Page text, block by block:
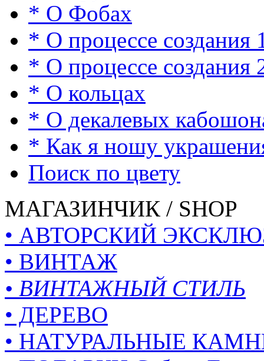
* О Фобах
* О процессе создания
* О процессе создания
* О кольцах
* О декалевых
* Как я ношу
Поиск по цвету
МАГАЗИНЧИК / SHOP
• АВТОРСКИЙ
• ВИНТАЖ
• ВИНТАЖНЫЙ СТИЛЬ
• ДЕРЕВО
• НАТУРАЛЬНЫЕ